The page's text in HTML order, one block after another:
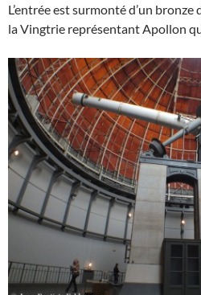
L’entrée est surmonté d’un
la Vingtrie représentant Apollon